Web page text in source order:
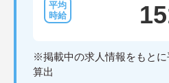
※掲載中の求人情報をもと
算出